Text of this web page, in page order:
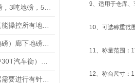
9、适用于仓库、
10、可选称重范围
11、称量范围：
12、称台尺寸：